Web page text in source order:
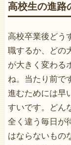
高校生の進路
高校卒業後どう
職するか、どの
が大きく変わる
ね。当たり前で
進むためには早
すいです。どん
全く違う毎日が
はならないもの